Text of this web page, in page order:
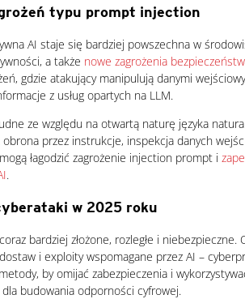
typu prompt injection
AI staje się bardziej powszechna w
a także nowe zagrożenia
gdzie atakujący manipulują danymi
z usług opartych na LLM.
ze względu na otwartą naturę języka
przez instrukcje, inspekcja danych
łagodzić zagrożenie injection prompt i
.
w 2025 roku
bardziej złożone, rozległe i
i exploity wspomagane przez AI –
by omijać zabezpieczenia i
budowania odporności cyfrowej.